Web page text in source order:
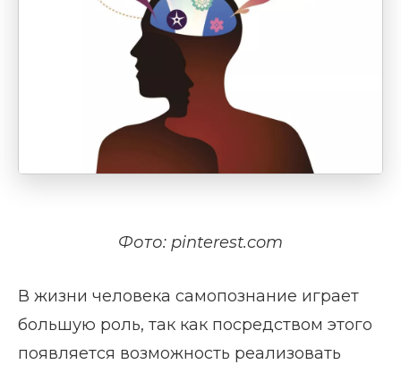
Фото: pinterest.com
В жизни человека самопознание играет
большую роль, так как посредством этого
появляется возможность реализовать